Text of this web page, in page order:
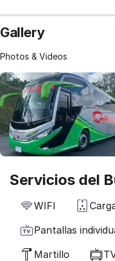
Gallery
Photos & Videos
Servicios del
WIFI
Pantallas
Martillo